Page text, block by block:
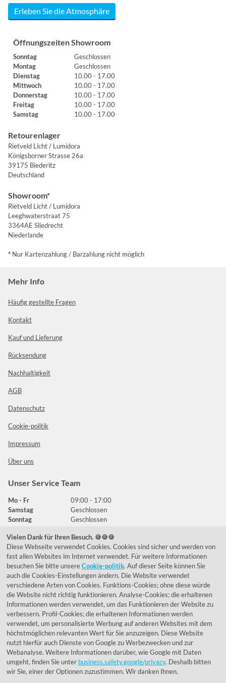
Erleben Sie die Atmosphäre
Öffnungszeiten Showroom
Sonntag
Geschlossen
Montag
Geschlossen
Dienstag
10.00 - 17.00
Mittwoch
10.00 - 17.00
Donnerstag
10.00 - 17.00
Freitag
10.00 - 17.00
Samstag
10.00 - 17.00
Retourenlager
Rietveld Licht / Lumidora
Königsborner Strasse 26a
39175 Biederitz
Deutschland
Showroom*
Rietveld Licht / Lumidora
Leeghwaterstraat 75
3364AE Sliedrecht
Niederlande
* Nur Kartenzahlung / Barzahlung nicht möglich
Mehr Info
Häufig gestellte Fragen
Kontakt
Kauf und Lieferung
Rücksendung
Nachhaltigkeit
AGB
Datenschutz
Cookie-politik
Impressum
Über uns
Unser Service Team
Mo - Fr
09:00 - 17:00
Samstag
Geschlossen
Sonntag
Geschlossen
Häufig gestellte Fragen
039292 - 678215
de@lumidora.com
FacebookInstagram
Kundenmeinungen
Exzellent - eKomi.de
Vielen Dank für Ihren Besuch. 🍪🍪🍪
Diese Webseite verwendet Cookies. Cookies sind sicher und werden von
fast allen Websites im Internet verwendet. Für weitere Informationen
besuchen Sie bitte unsereCookie-politik. Auf dieser Seite können Sie
auch die Cookies-Einstellungen ändern. Die Website verwendet
verschiedene Arten von Cookies. Funktions-Cookies; ohne diese würde
die Website nicht richtig funktionieren. Analyse-Cookies; die erhaltenen
Informationen werden verwendet, um das Funktionieren der Website zu
verbessern. Profil-Cookies; die erhaltenen Informationen werden
verwendet, um personalisierte Werbung auf anderen Websites mit dem
höchstmöglichen relevanten Wert für Sie anzuzeigen. Diese Website
nutzt hierfür auch Dienste von Google zu Werbezwecken und zur
Webanalyse. Weitere Informationen darüber, wie Google mit Daten
umgeht, finden Sie unter business.safety.google/privacy. Deshalb bitten
wir Sie, einer der Optionen zuzustimmen. Wir danken Ihnen.